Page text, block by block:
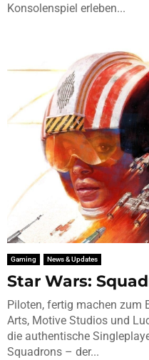
Konsolenspiel erleben...
Gaming News & Updates
Star Wars:
Piloten, fertig machen zum
Arts, Motive Studios und
die authentische
Squadrons – der...